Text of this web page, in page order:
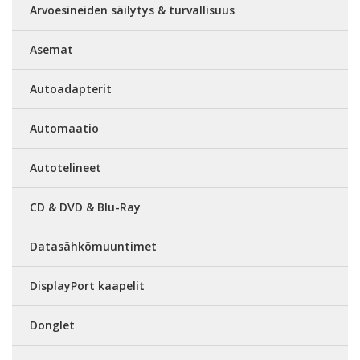
Arvoesineiden säilytys & turvallisuus
Asemat
Autoadapterit
Automaatio
Autotelineet
CD & DVD & Blu-Ray
Datasähkömuuntimet
DisplayPort kaapelit
Donglet